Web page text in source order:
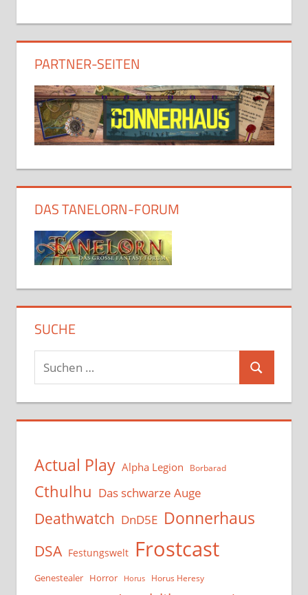
PARTNER-SEITEN
DAS TANELORN-FORUM
SUCHE
Suchen
nach:
Suchen
Actual Play Alpha Legion Borbarad
Cthulhu Das schwarze Auge
Deathwatch DnD5E Donnerhaus
DSA Festungswelt Frostcast
Genestealer Horror Horus Horus Heresy